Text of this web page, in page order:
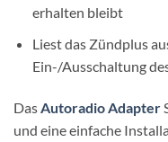
erhalten bleibt
Liest das Zündplus
Ein-/Ausschaltung
Das Autoradio Adapter
und eine einfache